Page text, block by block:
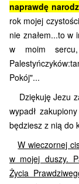
naprawdę
rok mojej
nie znałem...to w
w moim
Pokój"...
Dziękuję Jezu
wypadł
będziesz z nią do
W wieczornej
w mojej duszy.
Życia